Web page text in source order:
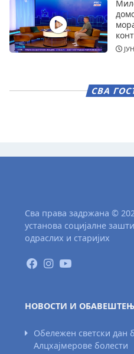
СВА
Сва права задржана ©
установа социјалне
одраслих и старијих
НОВОСТИ И
Обележен светски дан
Алцхајмерове болести